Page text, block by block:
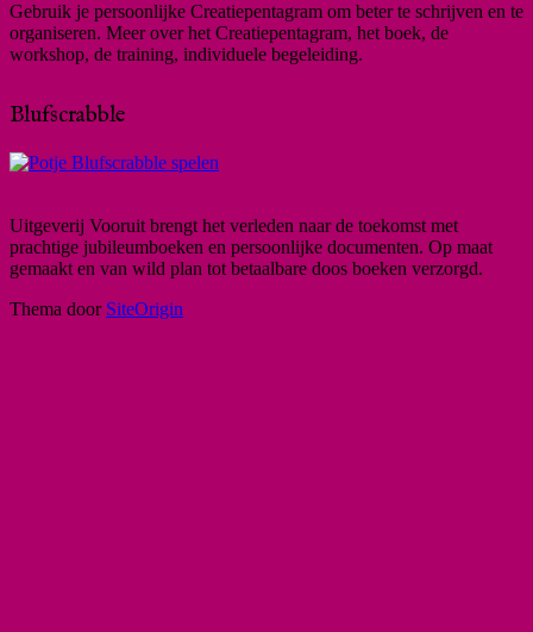
Gebruik je persoonlijke Creatiepentagram om beter te schrijven en te
organiseren. Meer over het Creatiepentagram, het boek, de
workshop, de training, individuele begeleiding.
Blufscrabble
Uitgeverij Vooruit brengt het verleden naar de toekomst met
prachtige jubileumboeken en persoonlijke documenten. Op maat
gemaakt en van wild plan tot betaalbare doos boeken verzorgd.
Thema door SiteOrigin